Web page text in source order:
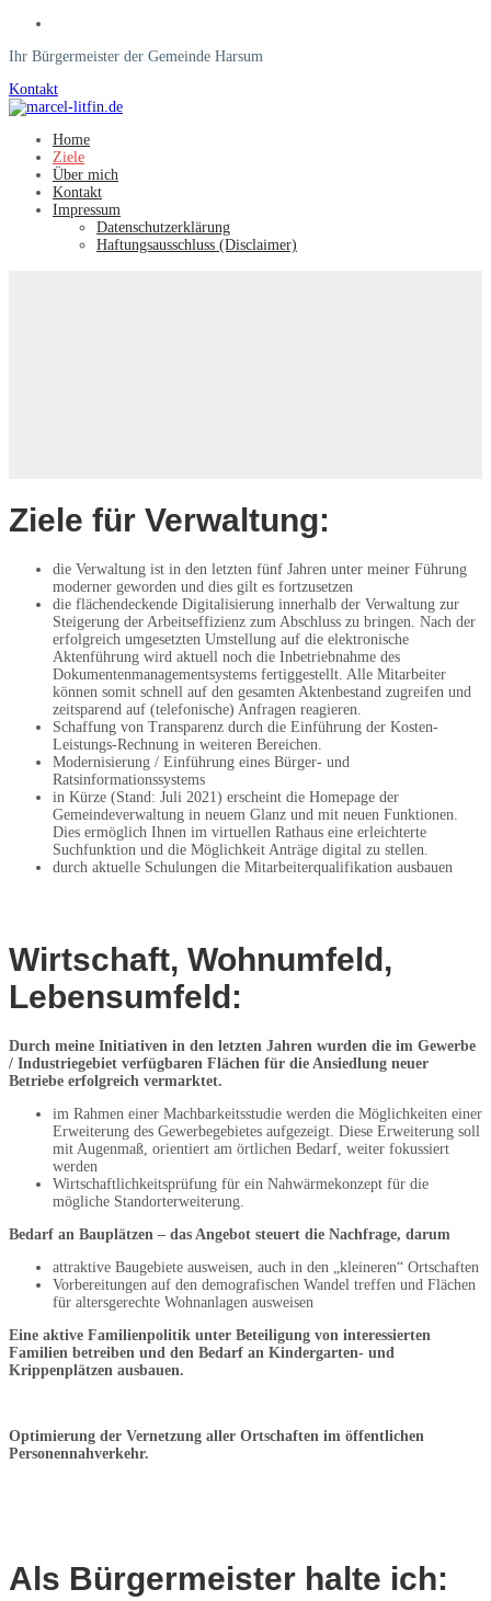
Ihr Bürgermeister der Gemeinde Harsum
Kontakt
Home
Ziele
Über mich
Kontakt
Impressum
Datenschutzerklärung
Haftungsausschluss (Disclaimer)
Ziele für Verwaltung:
die Verwaltung ist in den letzten fünf Jahren unter meiner Führung
moderner geworden und dies gilt es fortzusetzen
die flächendeckende Digitalisierung innerhalb der Verwaltung zur
Steigerung der Arbeitseffizienz zum Abschluss zu bringen. Nach der
erfolgreich umgesetzten Umstellung auf die elektronische
Aktenführung wird aktuell noch die Inbetriebnahme des
Dokumentenmanagementsystems fertiggestellt. Alle Mitarbeiter
können somit schnell auf den gesamten Aktenbestand zugreifen und
zeitsparend auf (telefonische) Anfragen reagieren.
Schaffung von Transparenz durch die Einführung der Kosten-
Leistungs-Rechnung in weiteren Bereichen.
Modernisierung / Einführung eines Bürger- und
Ratsinformationssystems
in Kürze (Stand: Juli 2021) erscheint die Homepage der
Gemeindeverwaltung in neuem Glanz und mit neuen Funktionen.
Dies ermöglich Ihnen im virtuellen Rathaus eine erleichterte
Suchfunktion und die Möglichkeit Anträge digital zu stellen.
durch aktuelle Schulungen die Mitarbeiterqualifikation ausbauen
Wirtschaft, Wohnumfeld,
Lebensumfeld:
Durch meine Initiativen in den letzten Jahren wurden die im Gewerbe
/ Industriegebiet verfügbaren Flächen für die Ansiedlung neuer
Betriebe erfolgreich vermarktet.
im Rahmen einer Machbarkeitsstudie werden die Möglichkeiten einer
Erweiterung des Gewerbegebietes aufgezeigt. Diese Erweiterung soll
mit Augenmaß, orientiert am örtlichen Bedarf, weiter fokussiert
werden
Wirtschaftlichkeitsprüfung für ein Nahwärmekonzept für die
mögliche Standorterweiterung.
Bedarf an Bauplätzen – das Angebot steuert die Nachfrage, darum
attraktive Baugebiete ausweisen, auch in den „kleineren“ Ortschaften
Vorbereitungen auf den demografischen Wandel treffen und Flächen
für altersgerechte Wohnanlagen ausweisen
Eine aktive Familienpolitik unter Beteiligung von interessierten
Familien betreiben und den Bedarf an Kindergarten- und
Krippenplätzen ausbauen.
Optimierung der Vernetzung aller Ortschaften im öffentlichen
Personennahverkehr.
Als Bürgermeister halte ich: